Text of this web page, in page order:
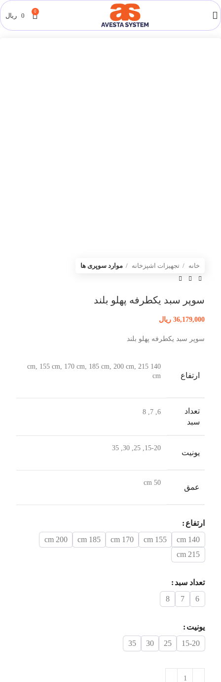
0
0 ریال
خانه تجهیزات اشپزخانه موارد سوپری ها
سوپر سبد یکطرفه پهلو بلند
36,179,000 ریال
سوپر سبد یکطرفه پهلو بلند
ارتفاع
140 cm, 155 cm, 170 cm, 185 cm, 200 cm, 215
cm
تعداد
سبد
6, 7, 8
یونیت
15-20, 25, 30, 35
عمق
50 cm
ارتفاع
140 cm
155 cm
170 cm
185 cm
200 cm
215 cm
تعداد سبد
6
7
8
یونیت
15-20
25
30
35